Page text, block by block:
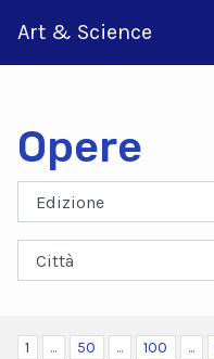
Art & Science
Greco
Opere
1 ... 50 ... 100 ...